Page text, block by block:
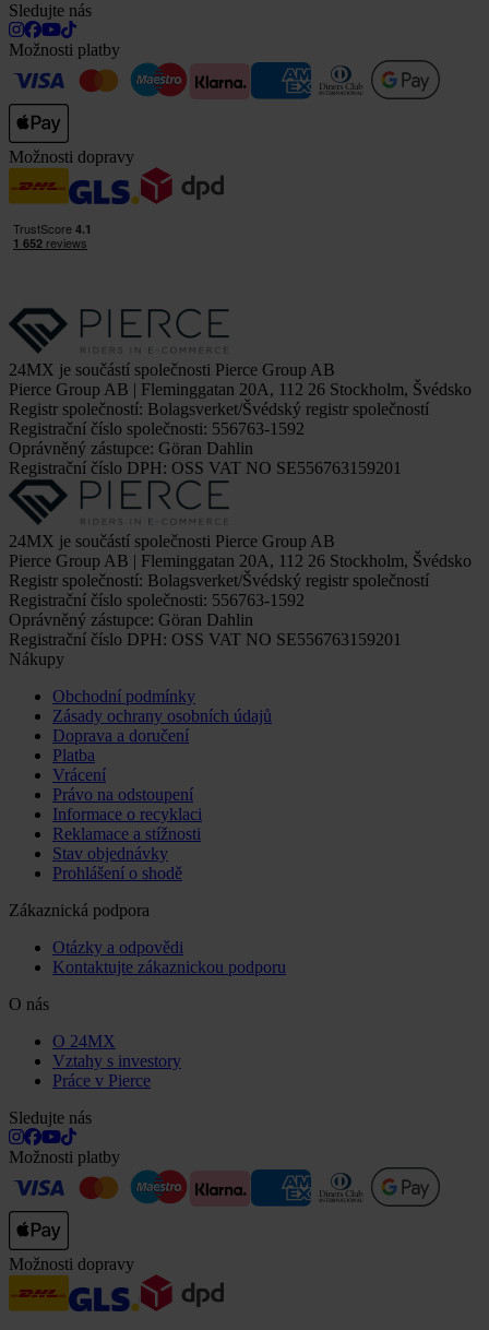
Sledujte nás
Možnosti platby
Možnosti dopravy
24MX je součástí společnosti Pierce Group AB
Pierce Group AB | Fleminggatan 20A, 112 26 Stockholm, Švédsko
Registr společností: Bolagsverket/Švédský registr společností
Registrační číslo společnosti: 556763-1592
Oprávněný zástupce: Göran Dahlin
Registrační číslo DPH: OSS VAT NO SE556763159201
24MX je součástí společnosti Pierce Group AB
Pierce Group AB | Fleminggatan 20A, 112 26 Stockholm, Švédsko
Registr společností: Bolagsverket/Švédský registr společností
Registrační číslo společnosti: 556763-1592
Oprávněný zástupce: Göran Dahlin
Registrační číslo DPH: OSS VAT NO SE556763159201
Nákupy
Obchodní podmínky
Zásady ochrany osobních údajů
Doprava a doručení
Platba
Vrácení
Právo na odstoupení
Informace o recyklaci
Reklamace a stížnosti
Stav objednávky
Prohlášení o shodě
Zákaznická podpora
Otázky a odpovědi
Kontaktujte zákaznickou podporu
O nás
O 24MX
Vztahy s investory
Práce v Pierce
Sledujte nás
Možnosti platby
Možnosti dopravy